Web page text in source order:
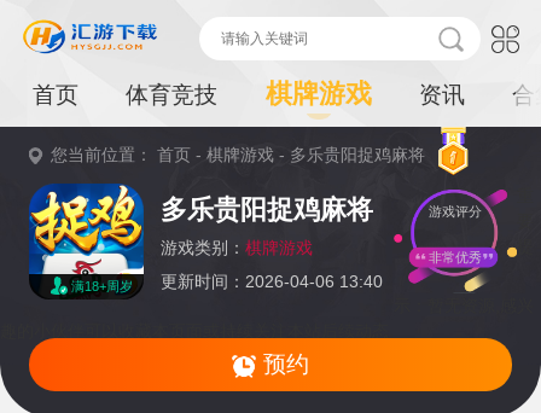
首页 体育竞技 棋牌游戏 资讯 合
您当前位置：首页 -棋牌游戏 - 多乐贵阳捉鸡麻将
满18+周岁
多乐贵阳捉鸡麻将
游戏类别： 棋牌游戏
更新时间：2026-04-06 13:40
游戏评分
非常优秀
预约
提